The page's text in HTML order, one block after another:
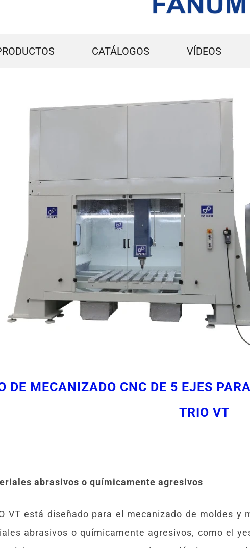
CATÁLOGOS VÍDEOS
DE MECANIZADO CNC DE 5 EJES
TRIO VT
abrasivos o químicamente agresivos
VT está diseñado para el mecanizado de moldes y
abrasivos o químicamente agresivos, como el